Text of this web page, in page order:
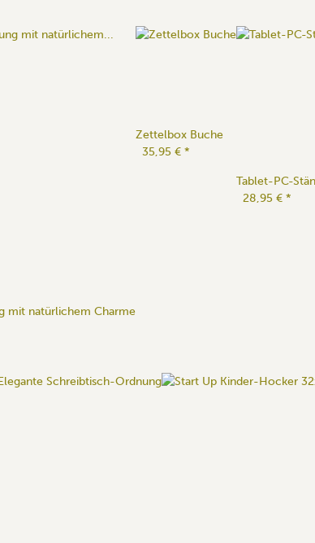
mit natürlichem Charme
Zettelbox Buche
35,95 € *
Tablet-PC-
28,95 € *